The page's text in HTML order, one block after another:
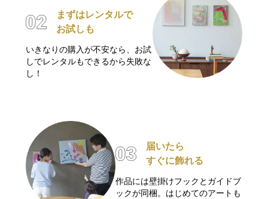
まずはレンタルで
お試しも
いきなりの購入が不安なら、お試
しでレンタルもできるから失敗な
し！
届いたら
すぐに飾れる
作品には壁掛けフックとガイドブ
ックが同梱。はじめてのアートも